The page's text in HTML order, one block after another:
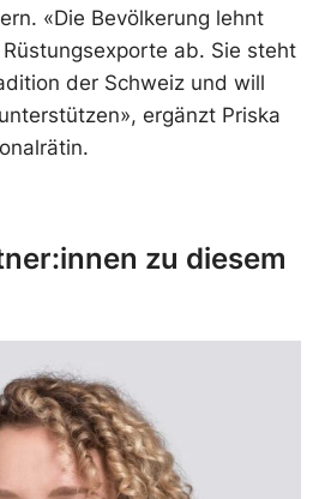
«Die Bevölkerung lehnt
ab. Sie steht
der Schweiz und will
ergänzt Priska
zu diesem